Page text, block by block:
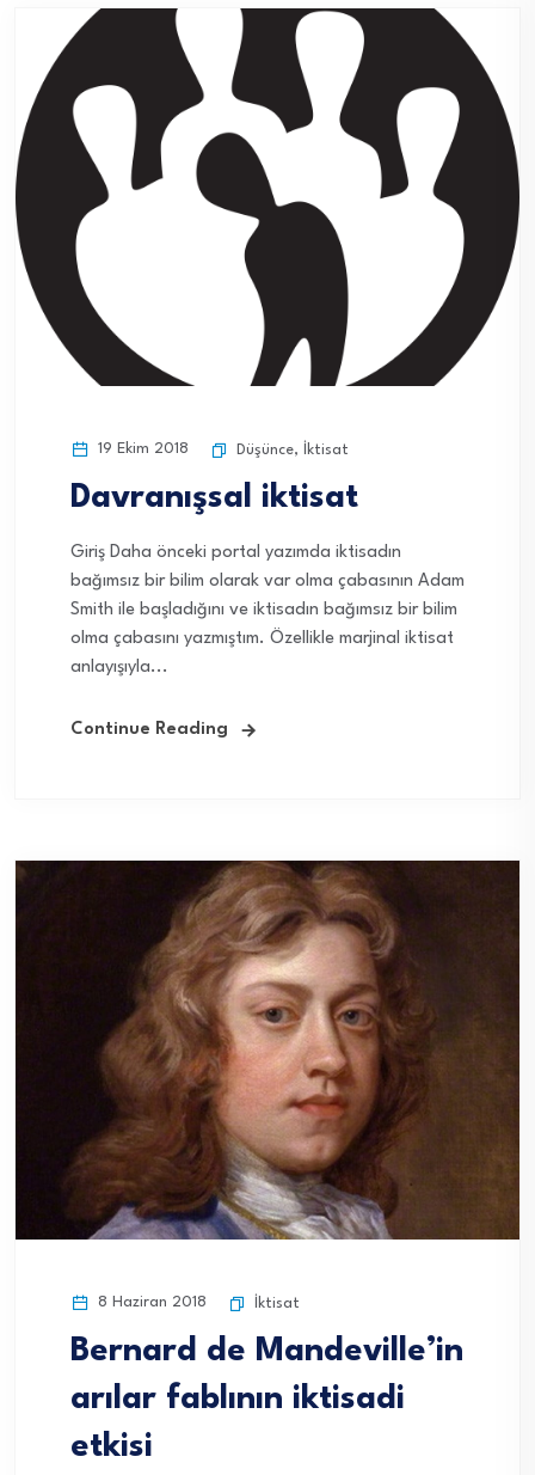
19 Ekim 2018 Düşünce, İktisat
Davranışsal iktisat
Giriş Daha önceki portal yazımda iktisadın
bağımsız bir bilim olarak var olma çabasının Adam
Smith ile başladığını ve iktisadın bağımsız bir bilim
olma çabasını yazmıştım. Özellikle marjinal iktisat
anlayışıyla...
Continue Reading
8 Haziran 2018 İktisat
Bernard de Mandeville’in
arılar fablının iktisadi
etkisi